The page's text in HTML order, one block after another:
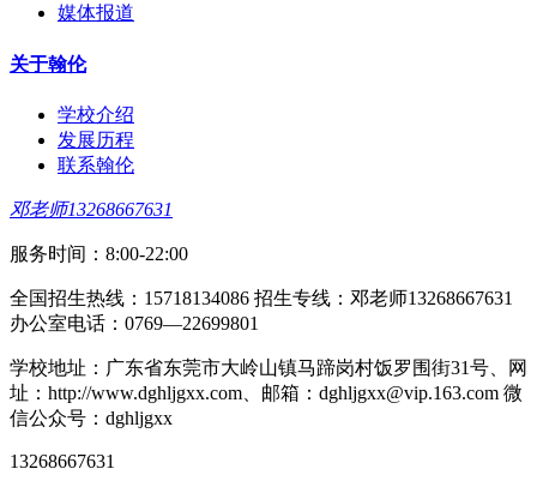
媒体报道
关于翰伦
学校介绍
发展历程
联系翰伦
邓老师13268667631
服务时间：8:00-22:00
全国招生热线：15718134086 招生专线：邓老师13268667631
办公室电话：0769—22699801
学校地址：广东省东莞市大岭山镇马蹄岗村饭罗围街31号、网
址：http://www.dghljgxx.com、邮箱：dghljgxx@vip.163.com 微
信公众号：dghljgxx
13268667631